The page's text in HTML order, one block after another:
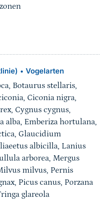
• Vogelarten
Botaurus stellaris,
Ciconia nigra,
Cygnus cygnus,
alba, Emberiza hortulana,
Glaucidium
albicilla, Lanius
arborea, Mergus
milvus, Pernis
Picus canus, Porzana
glareola